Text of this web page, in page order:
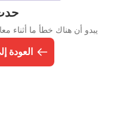
يبدو أن هناك خطأ ما أثناء
العودة